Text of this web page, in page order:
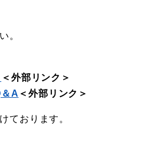
。
＜外部リンク＞
A ＜外部リンク＞
ております。